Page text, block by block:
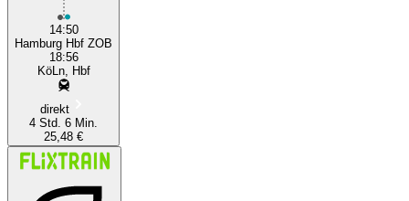
14:50
Hamburg Hbf ZOB
18:56
KöLn, Hbf
direkt
4 Std. 6 Min.
25,48 €